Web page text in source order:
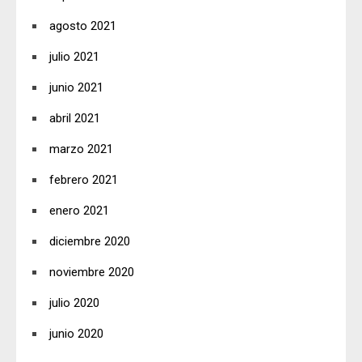
agosto 2021
julio 2021
junio 2021
abril 2021
marzo 2021
febrero 2021
enero 2021
diciembre 2020
noviembre 2020
julio 2020
junio 2020